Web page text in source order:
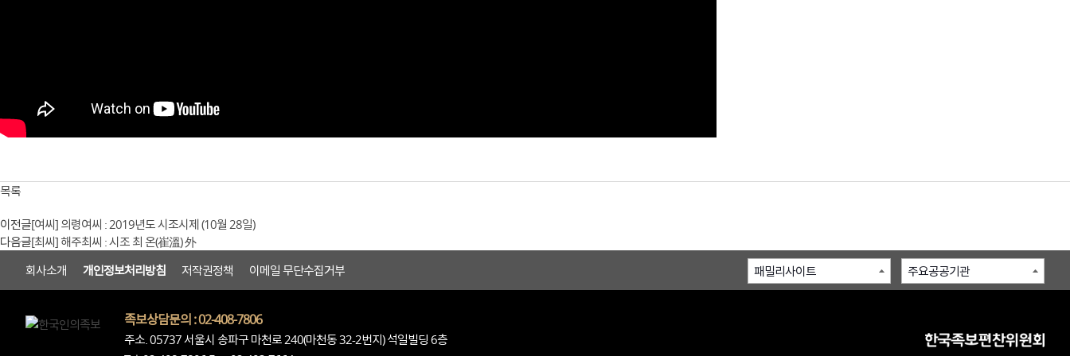
목록
이전글[여씨] 의령여씨 : 2019년도 시조시제 (10월 28일)
다음글[최씨] 해주최씨 : 시조 최 온(崔溫) 外
회사소개
개인정보처리방침 저작권정책 이메일 무단수집거부 패밀리사이트 주요공공기관
족보상담문의 : 02-408-7806
주소. 05737 서울시 송파구 마천로 240(마천동 32-2번지) 석일빌딩 6층